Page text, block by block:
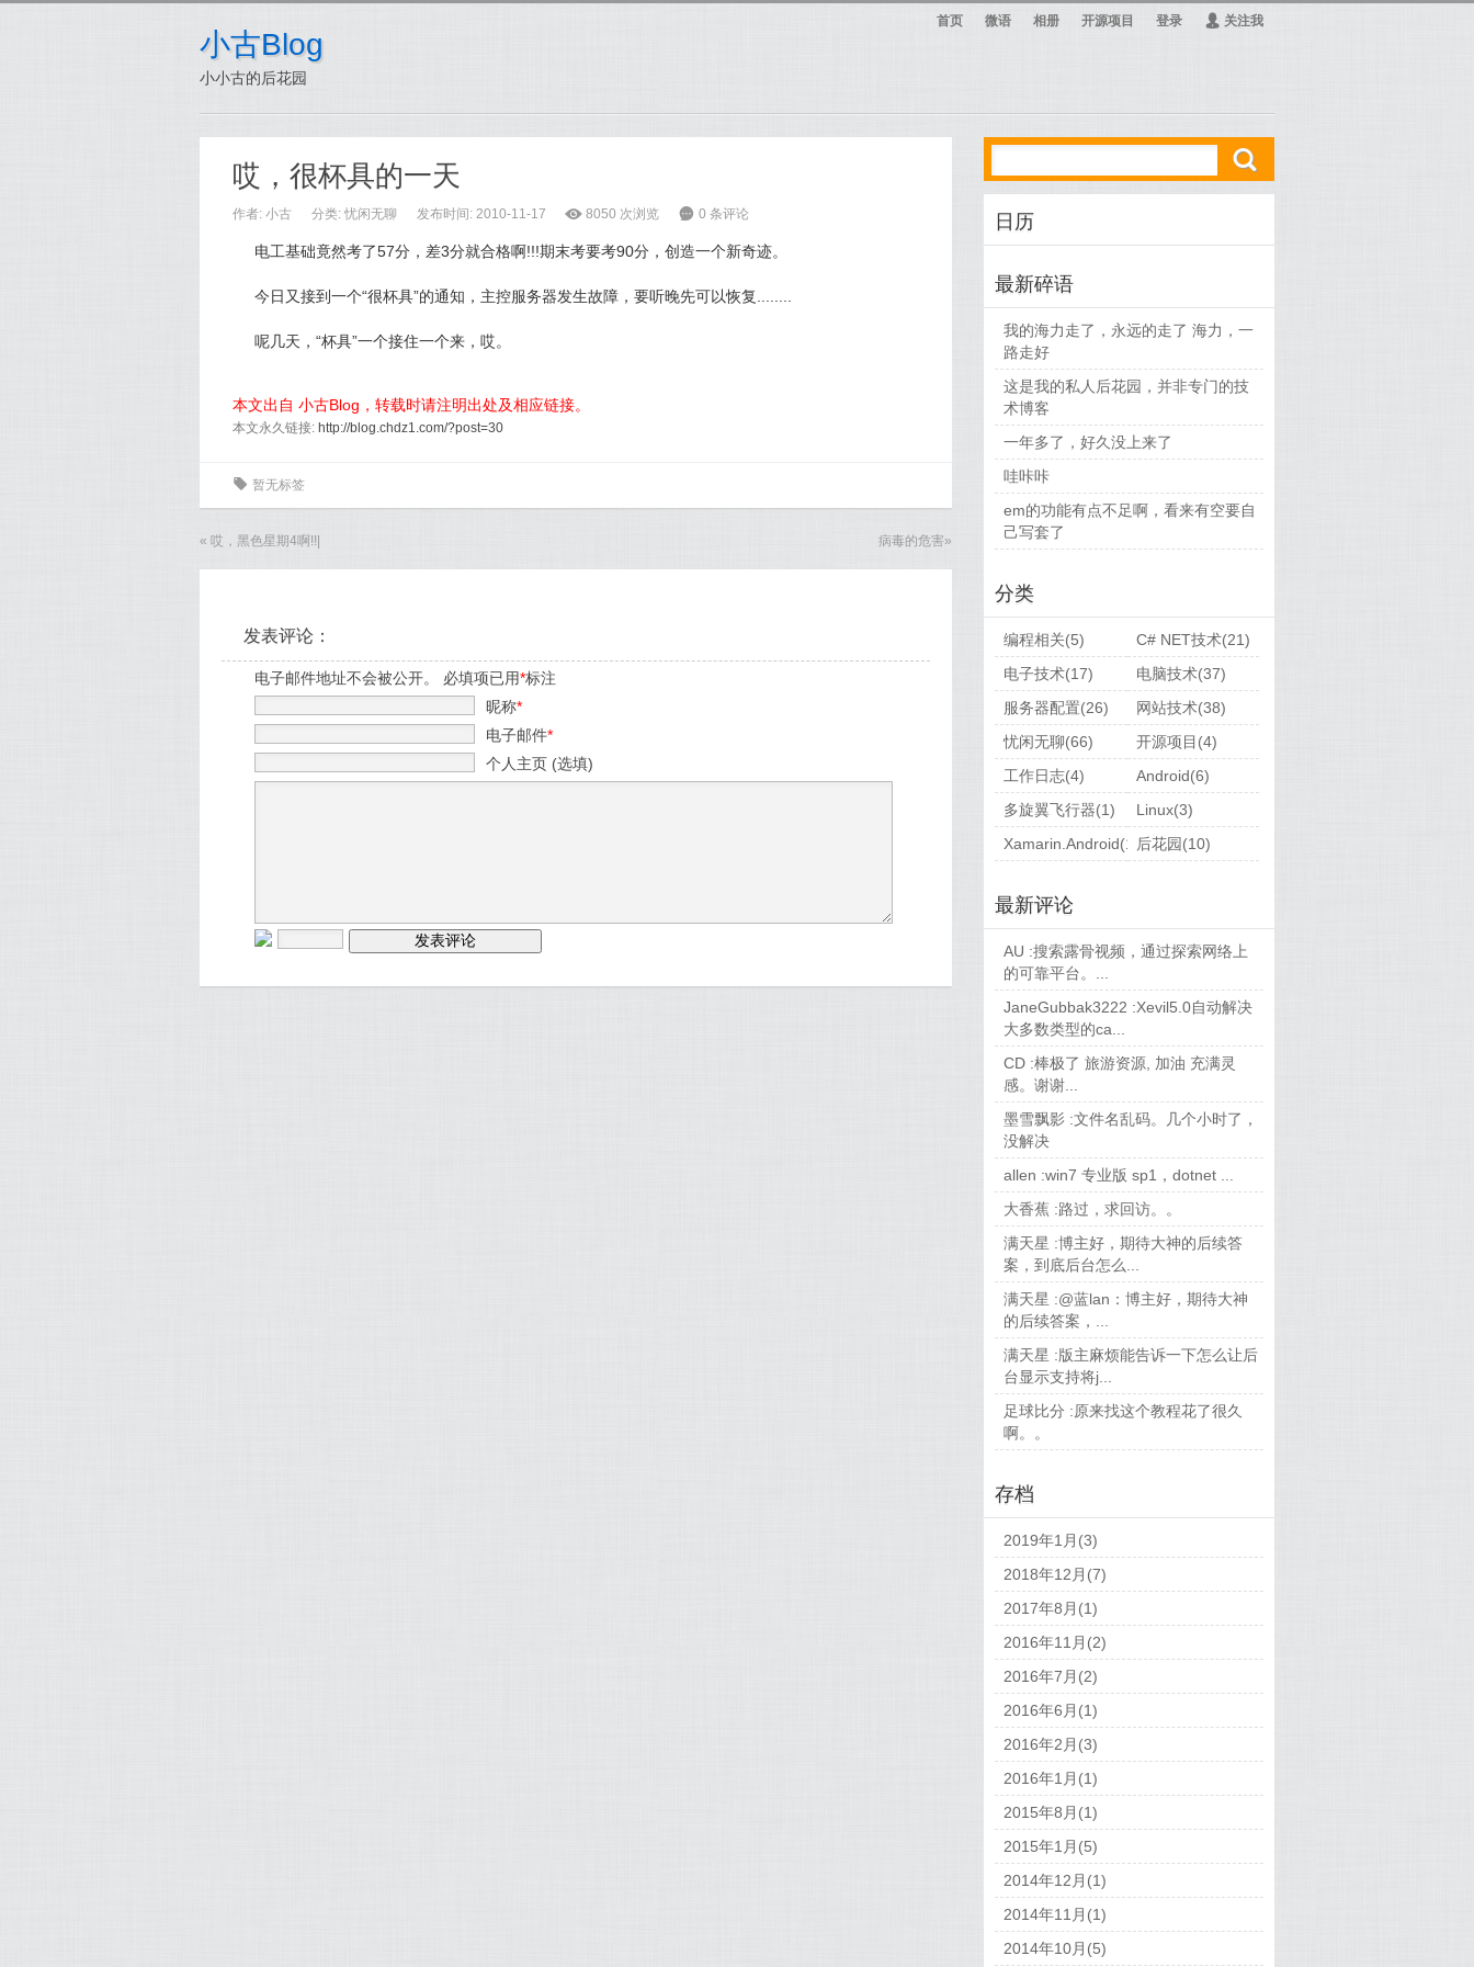
小古Blog
小小古的后花园
首页 微语 相册 开源项目 登录 Ą 关注我
哎，很杯具的一天
作者: 小古 分类: 忧闲无聊 发布时间: 2010-11-17 ė 8050 次浏览 6 0 条评论
电工基础竟然考了57分，差3分就合格啊!!!期末考要考90分，创造一个新奇迹。
今日又接到一个“很杯具”的通知，主控服务器发生故障，要听晚先可以恢复........
呢几天，“杯具”一个接住一个来，哎。
本文出自 小古Blog，转载时请注明出处及相应链接。
本文永久链接: http://blog.chdz1.com/?post=30
0 暂无标签
« 哎，黑色星期4啊!! 病毒的危害»
发表评论：
电子邮件地址不会被公开。 必填项已用*标注
昵称*
电子邮件*
个人主页 (选填)
ő
日历
最新碎语
我的海力走了，永远的走了 海力，一
路走好
这是我的私人后花园，并非专门的技
术博客
一年多了，好久没上来了
哇咔咔
em的功能有点不足啊，看来有空要自
己写套了
分类
编程相关(5)
C# NET技术(21)
电子技术(17)
电脑技术(37)
服务器配置(26)
网站技术(38)
忧闲无聊(66)
开源项目(4)
工作日志(4)
Android(6)
多旋翼飞行器(1)
Linux(3)
Xamarin.Android(1)后花园(10)
最新评论
AU :搜索露骨视频，通过探索网络上
的可靠平台。...
JaneGubbak3222 :Xevil5.0自动解决
大多数类型的ca...
CD :棒极了 旅游资源, 加油 充满灵
感。谢谢...
墨雪飘影 :文件名乱码。几个小时了，
没解决
allen :win7 专业版 sp1，dotnet ...
大香蕉 :路过，求回访。。
满天星 :博主好，期待大神的后续答
案，到底后台怎么...
满天星 :@蓝lan：博主好，期待大神
的后续答案，...
满天星 :版主麻烦能告诉一下怎么让后
台显示支持将j...
足球比分 :原来找这个教程花了很久
啊。。
存档
2019年1月(3)
2018年12月(7)
2017年8月(1)
2016年11月(2)
2016年7月(2)
2016年6月(1)
2016年2月(3)
2016年1月(1)
2015年8月(1)
2015年1月(5)
2014年12月(1)
2014年11月(1)
2014年10月(5)